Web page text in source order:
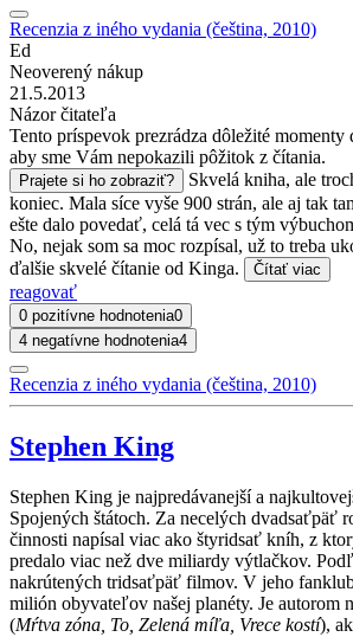
Recenzia z iného vydania (čeština, 2010)
Ed
Neoverený nákup
21.5.2013
Názor čitateľa
Tento príspevok prezrádza dôležité momenty
aby sme Vám nepokazili pôžitok z čítania.
Prajete si ho zobraziť?
Skvelá kniha, ale
koniec. Mala síce vyše 900 strán, ale aj tak
ešte dalo povedať, celá tá vec s tým
No, nejak som sa moc rozpísal, už to treba
ďalšie skvelé čítanie od Kinga.
Čítať viac
reagovať
0 pozitívne hodnotenia0
4 negatívne hodnotenia4
Recenzia z iného vydania (čeština, 2010)
Stephen King
Stephen King je najpredávanejší a
Spojených štátoch. Za necelých dvadsaťpäť
činnosti napísal viac ako štyridsať kníh, z
predalo viac než dve miliardy výtlačkov.
nakrútených tridsaťpäť filmov. V jeho
milión obyvateľov našej planéty. Je autorom
(Mŕtva zóna, To, Zelená míľa, Vrece kostí),